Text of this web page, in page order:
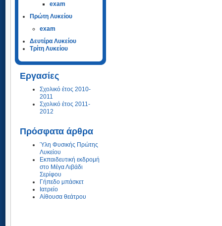
exam
Πρώτη Λυκείου
exam
Δευτέρα Λυκείου
Τρίτη Λυκείου
Εργασίες
Σχολικό έτος 2010-
2011
Σχολικό έτος 2011-
2012
Πρόσφατα άρθρα
Ύλη Φυσικής Πρώτης
Λυκείου
Εκπαιδευτική εκδρομή
στο Μέγα Λιβάδι
Σερίφου
Γήπεδο μπάσκετ
Ιατρείο
Αίθουσα θεάτρου